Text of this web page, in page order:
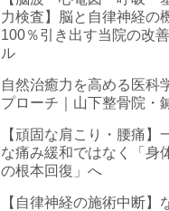
力検査】脳と自律神経の
100％引き出す当院の改
ル
自然治癒力を高める医科
プローチ｜山下整骨院・
【頑固な肩こり・腰痛】
な痛み緩和ではなく「身
の根本回復」へ
【自律神経の施術中断】